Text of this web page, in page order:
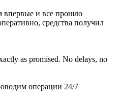
впервые и все прошло
средства получил
as promised. No delays, no
операции 24/7